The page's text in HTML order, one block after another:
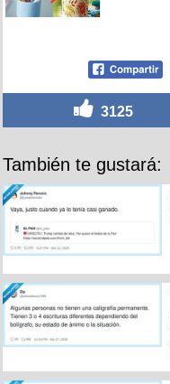
3125
También te gustará: